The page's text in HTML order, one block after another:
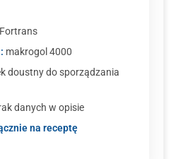
Fortrans
makrogol 4000
doustny do sporządzania
danych w opisie
na receptę